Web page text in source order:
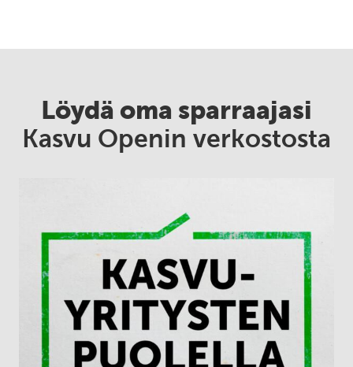
Löydä oma sparraajasi
Kasvu Openin verkostosta